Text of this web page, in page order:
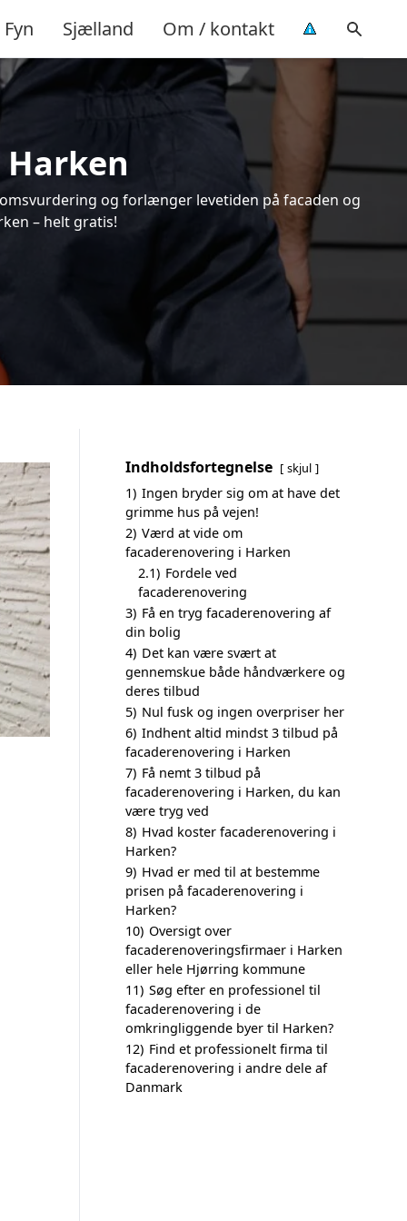
Fyn Sjælland Om / kontakt
og forlænger levetiden på facaden og
– helt gratis!
Indholdsfortegnelse skjul
1) Ingen bryder sig om at have det
grimme hus på vejen!
2) Værd at vide om
facaderenovering i Harken
2.1) Fordele ved
facaderenovering
3) Få en tryg facaderenovering af
din bolig
4) Det kan være svært at
gennemskue både håndværkere og
deres tilbud
5) Nul fusk og ingen overpriser her
6) Indhent altid mindst 3 tilbud på
facaderenovering i Harken
7) Få nemt 3 tilbud på
facaderenovering i Harken, du kan
være tryg ved
8) Hvad koster facaderenovering i
Harken?
9) Hvad er med til at bestemme
prisen på facaderenovering i
Harken?
10) Oversigt over
facaderenoveringsfirmaer i Harken
eller hele Hjørring kommune
11) Søg efter en professionel til
facaderenovering i de
omkringliggende byer til Harken?
12) Find et professionelt firma til
facaderenovering i andre dele af
Danmark